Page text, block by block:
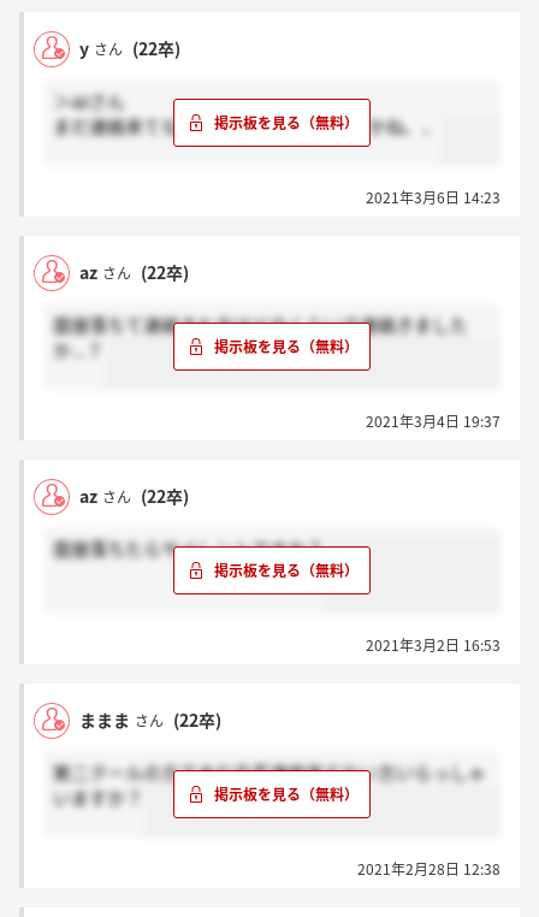
y さん (22卒)
＞azさん
まだ連絡来てないです?サイレントですかね、、
2021年3月6日 14:23
az さん (22卒)
面接落ちて連絡きた方はどのくらいで連絡きました
か...？
2021年3月4日 19:37
az さん (22卒)
面接落ちたらサイレントですか？
2021年3月2日 16:53
ままま さん (22卒)
第二クールの方でまだ合否連絡来てない方いらっしゃ
いますか？
2021年2月28日 12:38